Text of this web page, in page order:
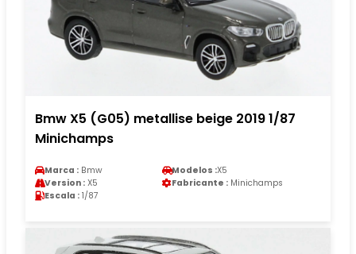
Bmw X5 (G05) metallise beige 2019 1/87
Minichamps
Marca : Bmw Modelos :X5
Version : X5 Fabricante : Minichamps
Escala : 1/87